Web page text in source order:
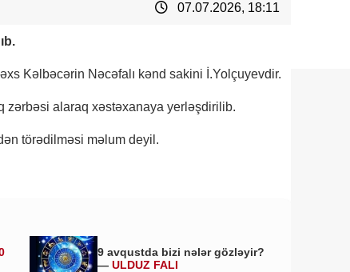
07.07.2026, 18:11
Kəlbəcərin Nəcəfalı kənd sakini İ.Yolçuyevdir.
zərbəsi alaraq xəstəxanaya yerləşdirilib.
törədilməsi məlum deyil.
9 avqustda bizi nələr gözləyir?
—ULDUZ FALI